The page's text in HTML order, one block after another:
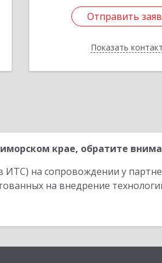
Отправить
Показать
Отправить
Назад
крае, обратите
ИТС) на сопровождении у
на внедрение